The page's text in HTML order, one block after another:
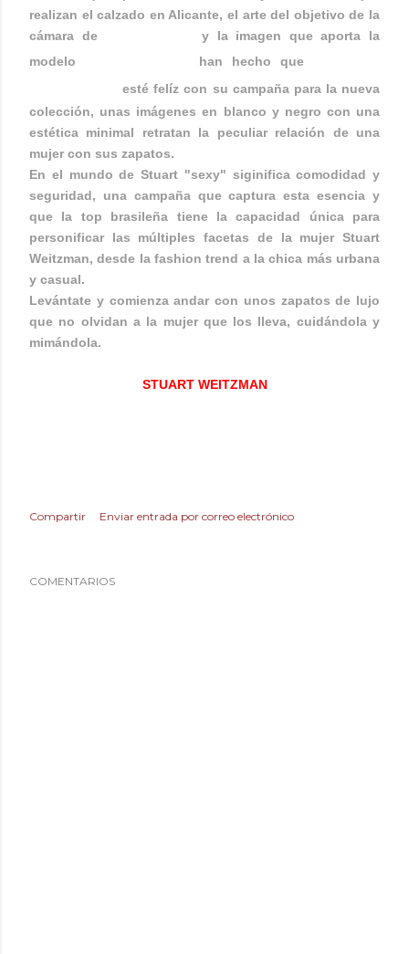
realizan el calzado en Alicante, el arte del objetivo de la
cámara de
y la imagen que aporta la
modelo
han hecho que
esté felíz con su campaña para la nueva
colección, unas imágenes en blanco y negro con una
estética minimal retratan la peculiar relación de una
mujer con sus zapatos.
En el mundo de Stuart "sexy" siginifica comodidad y
seguridad, una campaña que captura esta esencia y
que la top brasileña tiene la capacidad única para
personificar las múltiples facetas de la mujer Stuart
Weitzman, desde la fashion trend a la chica más urbana
y casual.
Levántate y comienza andar con unos zapatos de lujo
que no olvidan a la mujer que los lleva, cuidándola y
mimándola.
STUART WEITZMAN
Compartir Enviar entrada por correo electrónico
COMENTARIOS